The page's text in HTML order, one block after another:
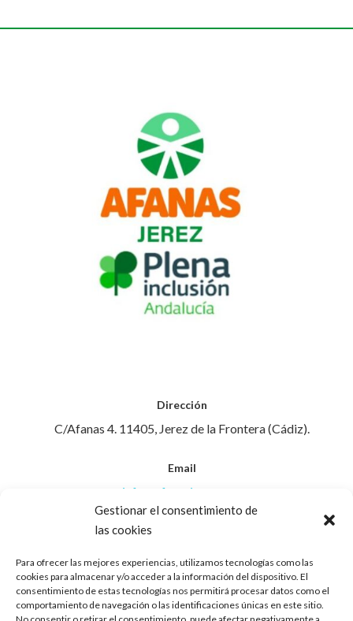
Gestionar el consentimiento de
las cookies
Para ofrecer las mejores experiencias, utilizamos tecnologías como las
cookies para almacenar y/o acceder a la información del dispositivo. El
consentimiento de estas tecnologías nos permitirá procesar datos como el
comportamiento de navegación o las identificaciones únicas en este sitio.
Dirección
C/Afanas 4. 11405, Jerez de la Frontera (Cádiz).
Email
info@afanasjerez.com
Aviso Legal